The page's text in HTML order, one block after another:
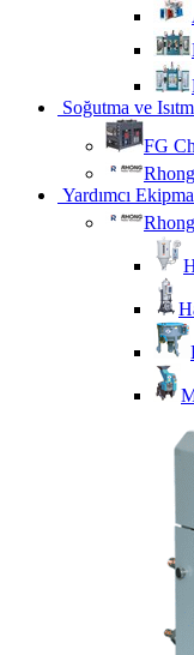
Soğutma ve
FG
Rhong
Yardımcı
Rhong